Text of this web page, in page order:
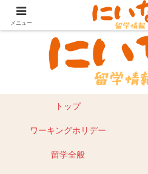
目指せ！英語留学｜オーストラ
トップ
ワーキングホリデー
留学全般
メニュー